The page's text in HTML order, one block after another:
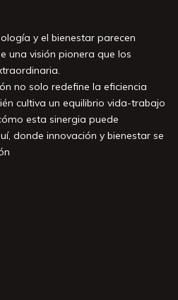
y el bienestar parecen
una visión pionera que los
no solo redefine la eficiencia
cultiva un equilibrio vida-trabajo
esta sinergia puede
donde innovación y bienestar se